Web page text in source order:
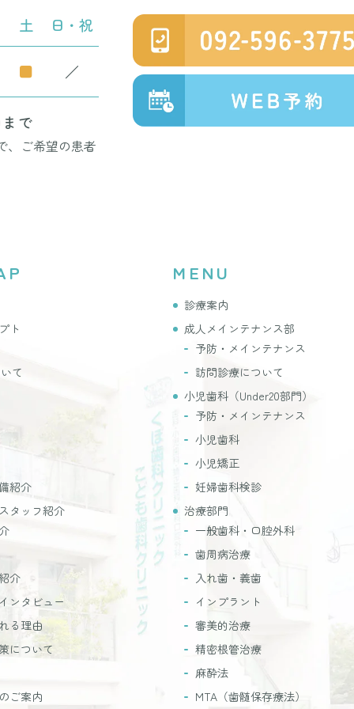
土 日・祝
■ ／
で
、ご希望の患者
ト
て
紹介
タッフ紹介
介
ンタビュー
る理由
について
ご案内
MENU
診療案内
成人メインテナンス部
予防・メインテナンス
訪問診療について
小児歯科（Under20部門）
予防・メインテナンス
小児歯科
小児矯正
妊婦歯科検診
治療部門
一般歯科・口腔外科
歯周病治療
入れ歯・義歯
インプラント
審美的治療
精密根管治療
麻酔法
MTA（歯髄保存療法）